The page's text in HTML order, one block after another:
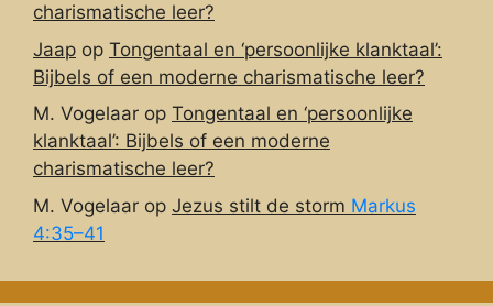
charismatische leer?
Jaap op Tongentaal en ‘persoonlijke klanktaal’:
Bijbels of een moderne charismatische leer?
M. Vogelaar op Tongentaal en ‘persoonlijke
klanktaal’: Bijbels of een moderne
charismatische leer?
M. Vogelaar op Jezus stilt de storm Markus
4:35–41